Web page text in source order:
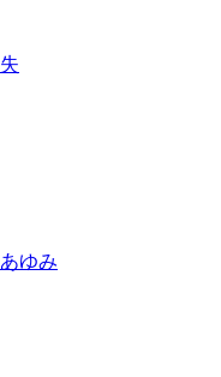
ゆみ